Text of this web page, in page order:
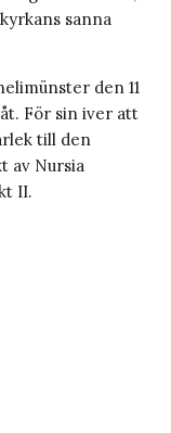
sanna
den 11
För sin iver att
till den
av Nursia
II.